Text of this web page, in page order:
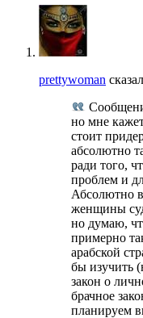
prettywoman
но мне
стоит
абсолютно
ради того,
проблем и
Абсолютно
женщины
но думаю,
примерно
арабской
бы изучить
закон о
брачное
планируем